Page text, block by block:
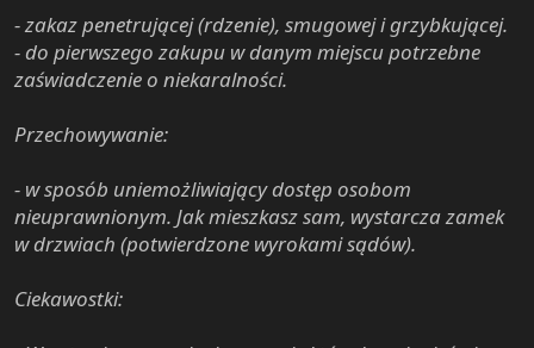
- zakaz penetrującej (rdzenie), smugowej i grzybkującej.
- do pierwszego zakupu w danym miejscu potrzebne
zaświadczenie o niekaralności.
Przechowywanie:
- w sposób uniemożliwiający dostęp osobom
nieuprawnionym. Jak mieszkasz sam, wystarcza zamek
w drzwiach (potwierdzone wyrokami sądów).
Ciekawostki: